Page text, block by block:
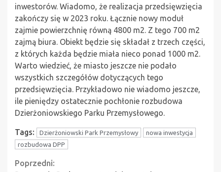
inwestorów. Wiadomo, że realizacja przedsięwzięcia
zakończy się w 2023 roku. Łącznie nowy moduł
zajmie powierzchnię równą 4800 m2. Z tego 700 m2
zajmą biura. Obiekt będzie się składał z trzech części,
z których każda będzie miała nieco ponad 1000 m2.
Warto wiedzieć, że miasto jeszcze nie podało
wszystkich szczegółów dotyczących tego
przedsięwzięcia. Przykładowo nie wiadomo jeszcze,
ile pieniędzy ostatecznie pochłonie rozbudowa
Dzierżoniowskiego Parku Przemysłowego.
Tags: Dzierżoniowski Park Przemysłowy
nowa inwestycja
rozbudowa DPP
Continue
Poprzedni: